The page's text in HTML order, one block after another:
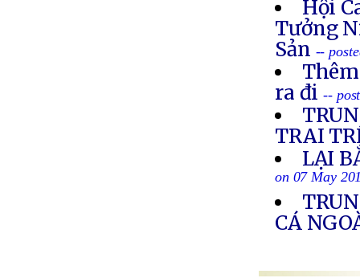
Hội
Tưởng
Sản --
ra đi --
TRAI
LẠI
on 07 May
CÁ